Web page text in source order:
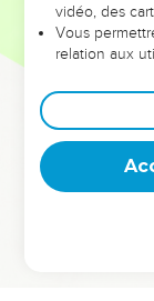
Qu'il te
quand vous
18
chargé en queue
étais las et
Quand donc
tous tes ennemis
ton Dieu te
vidéo, des
Vous
relation aux